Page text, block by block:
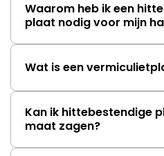
Waarom heb ik een
plaat nodig voor mijn
Wat is een
Kan ik hittebestendige
maat zagen?